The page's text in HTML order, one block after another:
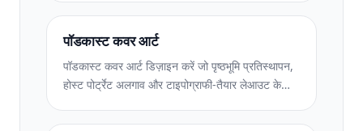
पॉडकास्ट कवर आर्ट
पॉडकास्ट कवर आर्ट डिज़ाइन करें जो पृष्ठभूमि प्रतिस्थापन,
होस्ट पोर्ट्रेट अलगाव और टाइपोग्राफी-तैयार लेआउट के
है।